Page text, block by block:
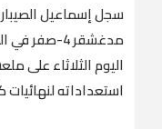
سجل إسماعيل
مدغشقر 4-
اليوم الثلاثاء على
استعداداته لنهائيات كأس